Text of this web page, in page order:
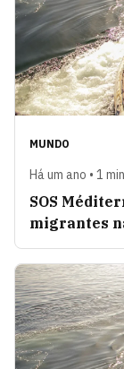
MUNDO
Há um ano • 1
SOS
migrantes